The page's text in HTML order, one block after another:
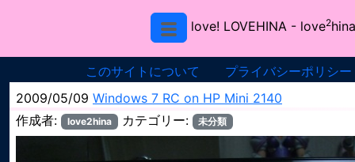
love! LOVEHINA - love2
このサイトについて
プライバシーポリシー
2009/05/09 Windows 7 RC on HP Mini 2140
作成者:
love2hina カテゴリー: 未分類